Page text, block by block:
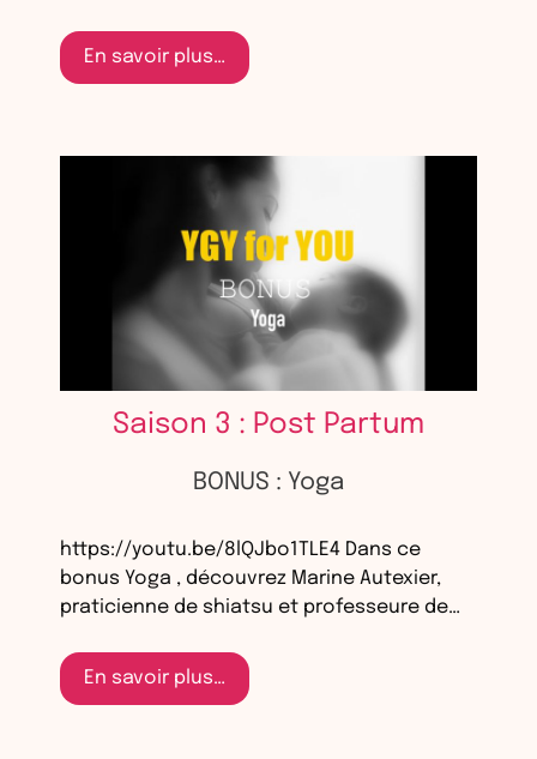
En savoir plus…
Saison 3 : Post Partum
BONUS : Yoga
https://youtu.be/8lQJbo1TLE4 Dans ce
bonus Yoga , découvrez Marine Autexier,
praticienne de shiatsu et professeure de…
En savoir plus…